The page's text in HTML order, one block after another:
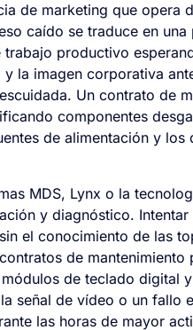
de marketing que opera
caído se traduce en
productivo
la imagen corporativa
Un contrato de
componentes
de alimentación y
MDS, Lynx o la
y diagnóstico.
el conocimiento de las
de mantenimiento
de teclado digital
señal de vídeo o un fallo
las horas de mayor